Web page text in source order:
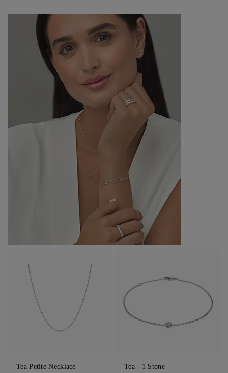
Tea Petite Necklace Tea - 1 Stone